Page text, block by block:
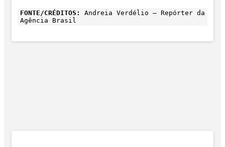
FONTE/CRÉDITOS:
Andreia Verdélio – Repórter da
Agência Brasil